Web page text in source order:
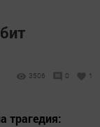
3506 0 1
трагедия: